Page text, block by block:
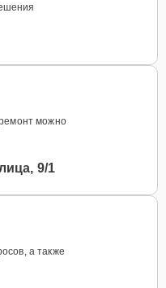
можно
9/1
а также